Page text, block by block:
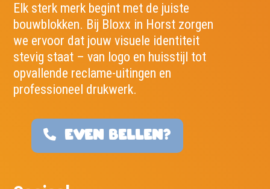
Elk sterk merk begint met de juiste
bouwblokken. Bij Bloxx in Horst zorgen
we ervoor dat jouw visuele identiteit
stevig staat – van logo en huisstijl tot
opvallende reclame-uitingen en
professioneel drukwerk.
EVEN BELLEN?